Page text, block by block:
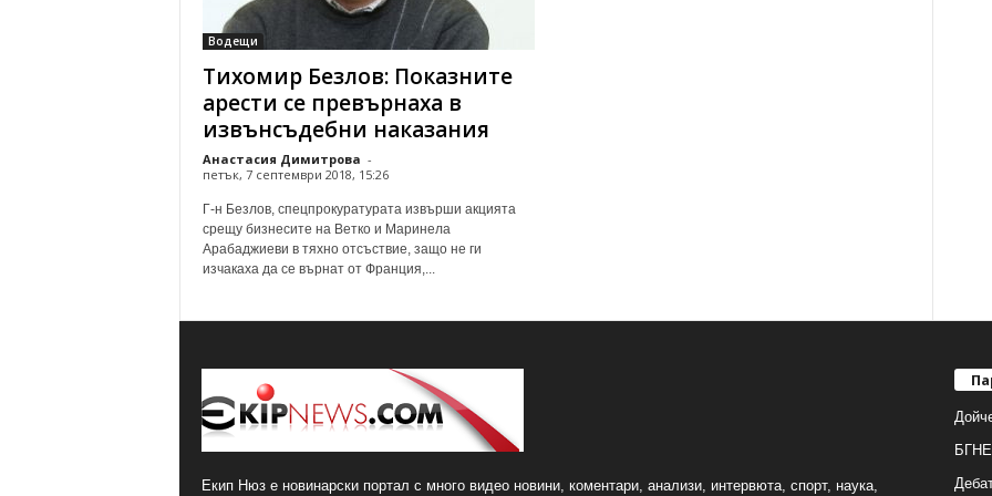
Водещи
Тихомир Безлов: Показните
арести се превърнаха в
извънсъдебни наказания
Анастасия Димитрова -
петък, 7 септември 2018, 15:26
Г-н Безлов, спецпрокуратурата извърши акцията
срещу бизнесите на Ветко и Маринела
Арабаджиеви в тяхно отсъствие, защо не ги
изчакаха да се върнат от Франция,...
Екип Нюз е новинарски портал с много видео новини, коментари, анализи, интервюта, спорт, наука,